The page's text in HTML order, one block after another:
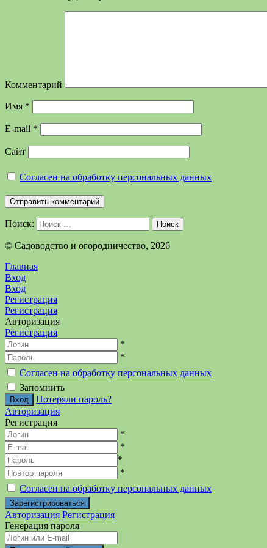
Комментарий
Имя *
E-mail *
Сайт
Согласен на обработку персональных данных
Поиск: Поиск
©️ Садоводство и огородничество, 2026
Главная
Вход
Вход
Регистрация
Регистрация
Авторизация
Регистрация
*
*
Согласен на обработку персональных данных
Запомнить
Потеряли пароль?
Авторизация
Регистрация
*
*
*
*
Согласен на обработку персональных данных
Авторизация Регистрация
Генерация пароля